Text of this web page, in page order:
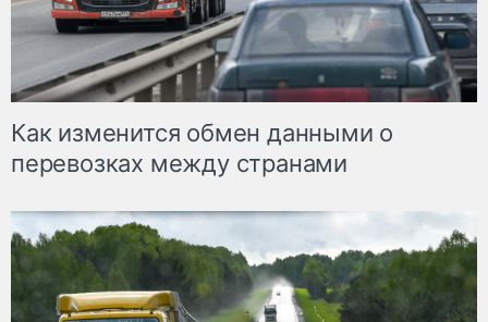
Как изменится обмен данными о
перевозках между странами